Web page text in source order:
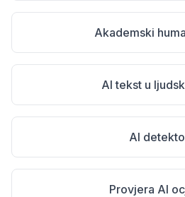
Akademski
AI tekst u
AI
Provjera AI